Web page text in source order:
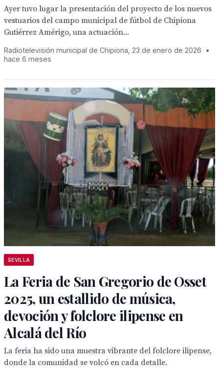
Ayer tuvo lugar la presentación del proyecto de los nuevos
vestuarios del campo municipal de fútbol de Chipiona
Gutiérrez Amérigo, una actuación...
Radiotelevisión municipal de Chipiona, 23 de enero de 2026
•
hace 6 meses
SEVILLA
La Feria de San Gregorio de Osset
2025, un estallido de música,
devoción y folclore ilipense en
Alcalá del Río
La feria ha sido una muestra vibrante del folclore ilipense,
donde la comunidad se volcó en cada detalle.